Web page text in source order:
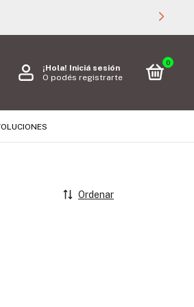
¡Hola! Iniciá sesión
O podés registrarte
0
Ordenar